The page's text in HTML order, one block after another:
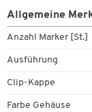
Allgemeine
Anzahl Marker [St.]
Ausführung
Clip-Kappe
Farbe Gehäuse